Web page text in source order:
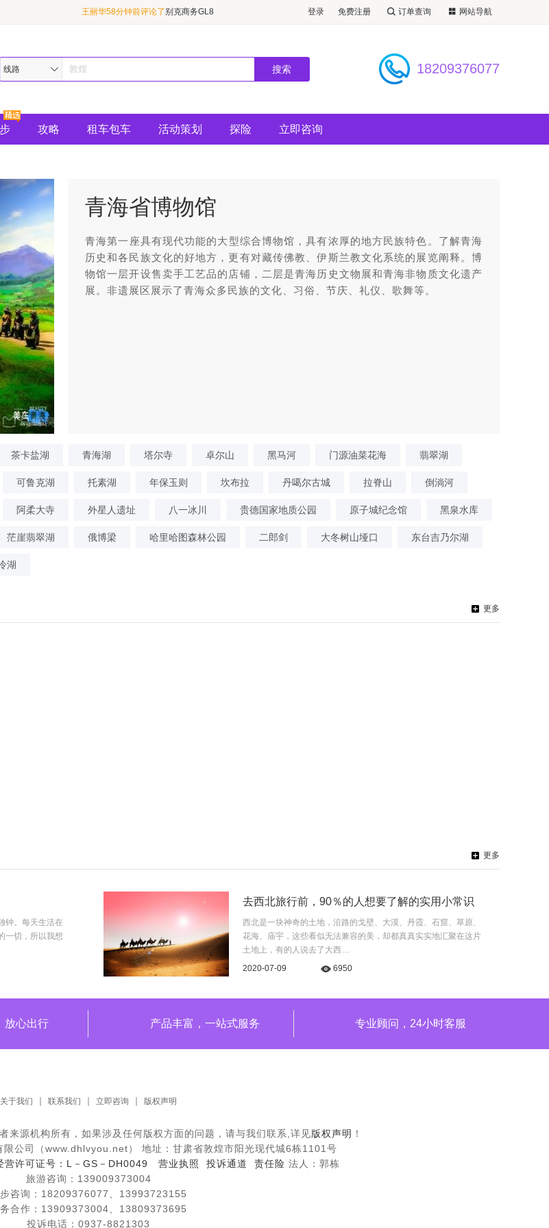
登录 免费注册 订单查询 网站导航
王丽华58分钟前评论了别克商务GL8
黄伟2小时前评论了普拉多（霸道）
线路
18209376077
攻略 租车包车 活动策划 探险 立即咨询
青海省博物馆
青海第一座具有现代功能的大型综合博物馆，具有浓厚的地方民族特色。了解青海
历史和各民族文化的好地方，更有对藏传佛教、伊斯兰教文化系统的展览阐释。博
物馆一层开设售卖手工艺品的店铺，二层是青海历史文物展和青海非物质文化遗产
展。非遗展区展示了青海众多民族的文化、习俗、节庆、礼仪、歌舞等。
茶卡盐湖 青海湖 塔尔寺 卓尔山 黑马河 门源油菜花海 翡翠湖
可鲁克湖 托素湖 年保玉则 坎布拉 丹噶尔古城 拉脊山 倒淌河
阿柔大寺 外星人遗址 八一冰川 贵德国家地质公园 原子城纪念馆 黑泉水库
茫崖翡翠湖 俄博梁 哈里哈图森林公园 二郎剑 大冬树山垭口 东台吉乃尔湖
湖
更多
更多
钟。每天生活在
一切，所以我想
去西北旅行前，90％的人想要了解的实用小常识
西北是一块神奇的土地，沿路的戈壁、大漠、丹霞、石窟、草原、
花海、庙宇，这些看似无法兼容的美，却都真真实实地汇聚在这片
土地上，有的人说去了大西…
2020-07-09
6950
放心出行 产品丰富，一站式服务 专业顾问，24小时客服
关于我们 联系我们 立即咨询 版权声明
来源机构所有，如果涉及任何版权方面的问题，请与我们联系,详见版权声明 ！
公司
（www.dhlvyou.net） 地址：甘肃省敦煌市阳光现代城6栋1101号
营许可证号：L－GS－DH0049 营业执照 投诉通道 责任险 法人：郭栋
旅游咨询：139009373004
咨询：18209376077、13993723155
合作：13909373004、13809373695
投诉电话：0937-8821303